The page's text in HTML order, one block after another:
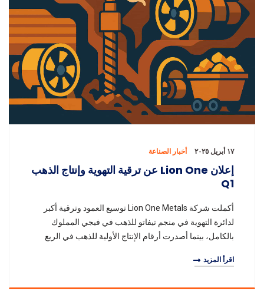
١٧ أبريل ٢٠٢٥ أخبار الصناعة
إعلان Lion One عن ترقية التهوية وإنتاج الذهب
Q1
أكملت شركة Lion One Metals توسيع العمود وترقية أكبر
لدائرة التهوية في منجم تيفاتو للذهب في فيجي المملوك
بالكامل، بينما أصدرت أرقام الإنتاج الأولية للذهب في الربع
اقرأ المزيد